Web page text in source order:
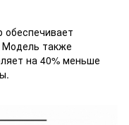
обеспечивает
Модель также
на 40% меньше